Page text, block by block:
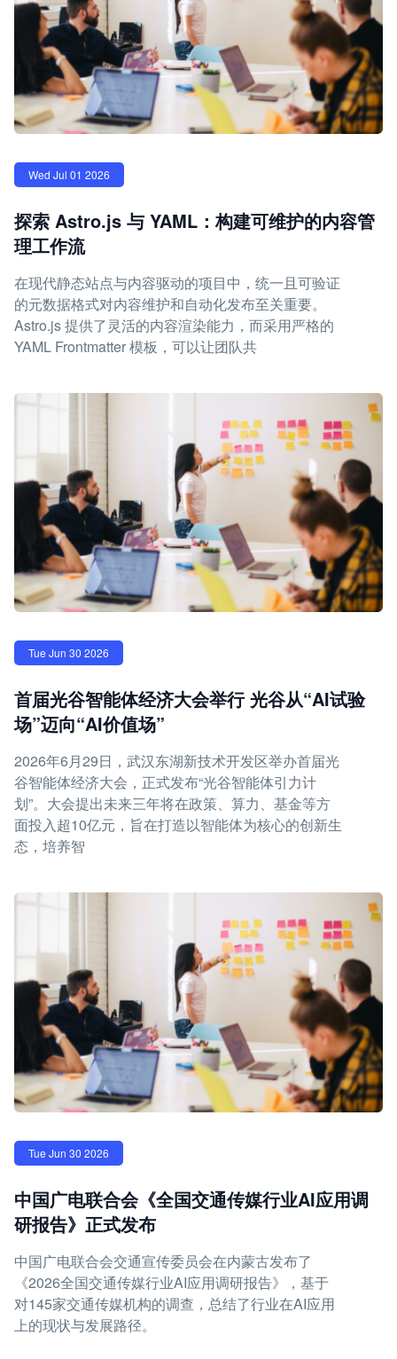
Wed Jul 01 2026
探索 Astro.js 与 YAML：构建可维护的内容管
理工作流
在现代静态站点与内容驱动的项目中，统一且可验证
的元数据格式对内容维护和自动化发布至关重要。
Astro.js 提供了灵活的内容渲染能力，而采用严格的
YAML Frontmatter 模板，可以让团队共
Tue Jun 30 2026
首届光谷智能体经济大会举行 光谷从“AI试验
场”迈向“AI价值场”
2026年6月29日，武汉东湖新技术开发区举办首届光
谷智能体经济大会，正式发布“光谷智能体引力计
划”。大会提出未来三年将在政策、算力、基金等方
面投入超10亿元，旨在打造以智能体为核心的创新生
态，培养智
Tue Jun 30 2026
中国广电联合会《全国交通传媒行业AI应用调
研报告》正式发布
中国广电联合会交通宣传委员会在内蒙古发布了
《2026全国交通传媒行业AI应用调研报告》，基于
对145家交通传媒机构的调查，总结了行业在AI应用
上的现状与发展路径。